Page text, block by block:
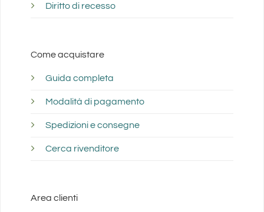
Diritto di recesso
Come acquistare
Guida completa
Modalità di pagamento
Spedizioni e consegne
Cerca rivenditore
Area clienti